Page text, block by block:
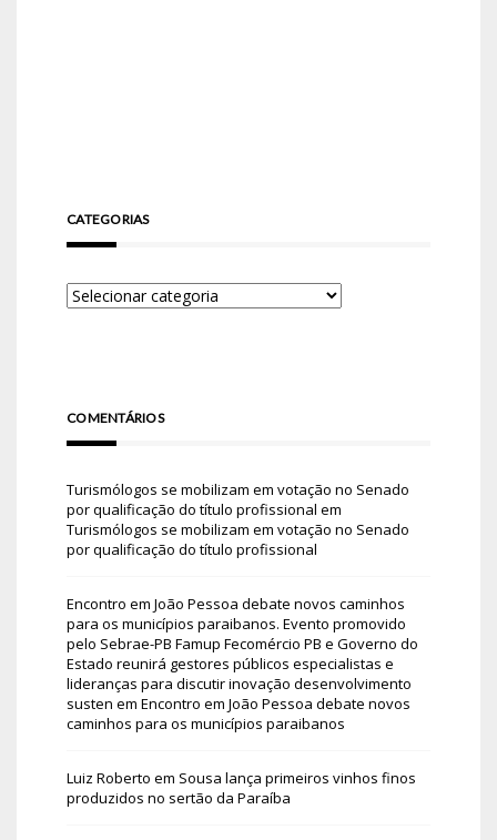
CATEGORIAS
COMENTÁRIOS
Turismólogos se mobilizam em votação no Senado
por qualificação do título profissional em
Turismólogos se mobilizam em votação no Senado
por qualificação do título profissional
Encontro em João Pessoa debate novos caminhos
para os municípios paraibanos. Evento promovido
pelo Sebrae-PB Famup Fecomércio PB e Governo do
Estado reunirá gestores públicos especialistas e
lideranças para discutir inovação desenvolvimento
susten em Encontro em João Pessoa debate novos
caminhos para os municípios paraibanos
Luiz Roberto em Sousa lança primeiros vinhos finos
produzidos no sertão da Paraíba